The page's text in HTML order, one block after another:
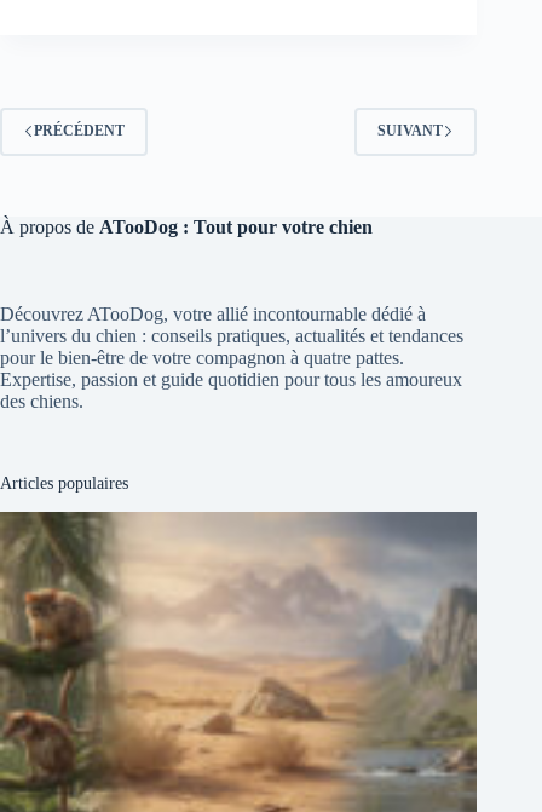
PRÉCÉDENT SUIVANT
À propos de ATooDog : Tout pour votre chien
Découvrez ATooDog, votre allié incontournable dédié à
l’univers du chien : conseils pratiques, actualités et tendances
pour le bien-être de votre compagnon à quatre pattes.
Expertise, passion et guide quotidien pour tous les amoureux
des chiens.
Articles populaires